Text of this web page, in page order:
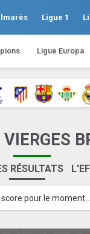
Ligue 1
Ligue Europa
RÉSULTATS
pour le moment...